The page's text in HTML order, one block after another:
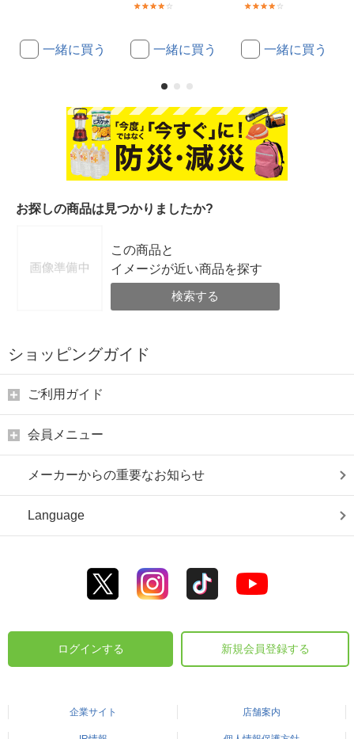
一緒に買う 一緒に買う 一緒に買う
お探しの商品は見つかりましたか?
この商品と
イメージが近い商品を探す
検索する
ショッピングガイド
ご利用ガイド
会員メニュー
メーカーからの重要なお知らせ
Language
ログインする 新規会員登録する
企業サイト 店舗案内